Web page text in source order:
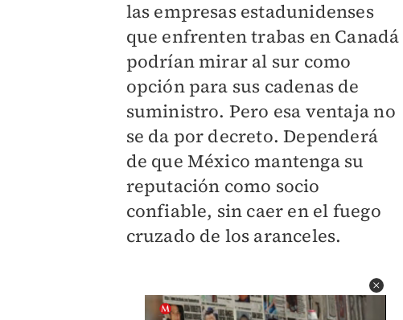
las empresas estadunidenses
que enfrenten trabas en Canadá
podrían mirar al sur como
opción para sus cadenas de
suministro. Pero esa ventaja no
se da por decreto. Dependerá
de que México mantenga su
reputación como socio
confiable, sin caer en el fuego
cruzado de los aranceles.